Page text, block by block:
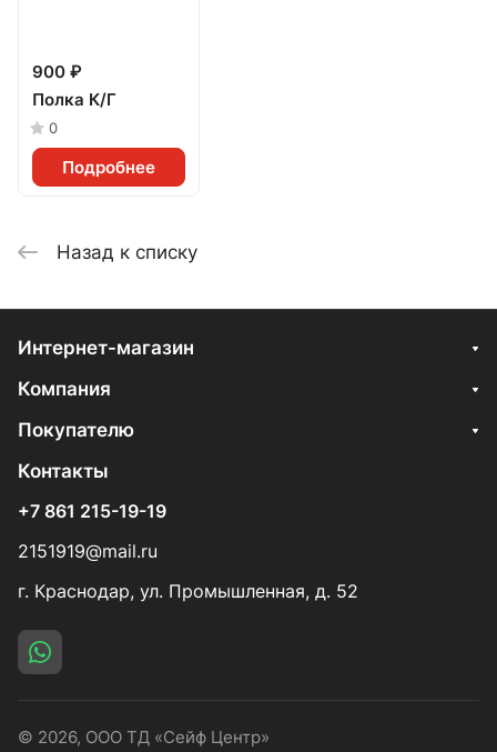
900 ₽
Полка К/Г
0
Подробнее
Назад к списку
Интернет-магазин
Компания
Покупателю
Контакты
+7 861 215-19-19
2151919@mail.ru
г. Краснодар, ул. Промышленная, д. 52
© 2026, ООО ТД «Сейф Центр»